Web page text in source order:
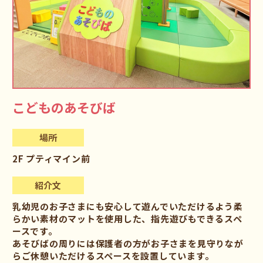
こどものあそびば
場所
2F プティマイン前
紹介文
乳幼児のお子さまにも安心して遊んでいただけるよう柔
らかい素材のマットを使用した、指先遊びもできるスペ
ースです。
あそびばの周りには保護者の方がお子さまを見守りなが
らご休憩いただけるスペースを設置しています。